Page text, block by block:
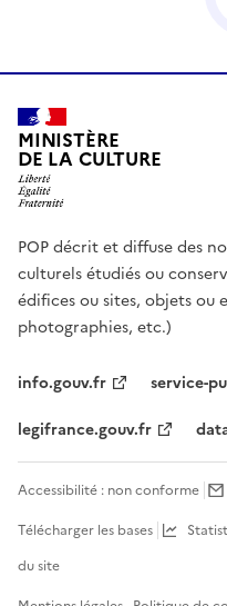
MINISTÈRE
DE LA CULTURE
POP décrit et diffuse des
culturels étudiés ou
édifices ou sites, objets ou
photographies, etc.)
info.gouv.fr
service-
legifrance.gouv.fr
Accessibilité : non conforme
Télécharger les bases
du site